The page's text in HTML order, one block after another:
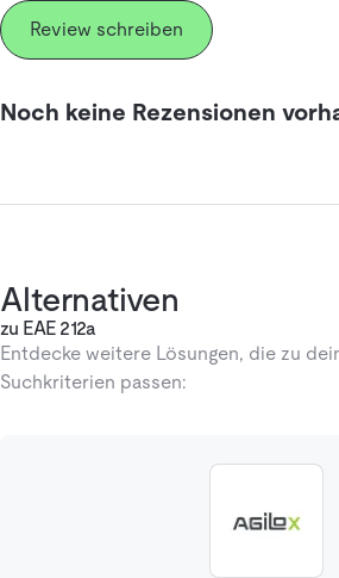
Review schreiben
Noch keine Rezensionen
Alternativen
zu EAE 212a
Entdecke weitere Lösungen, die zu
Suchkriterien passen: